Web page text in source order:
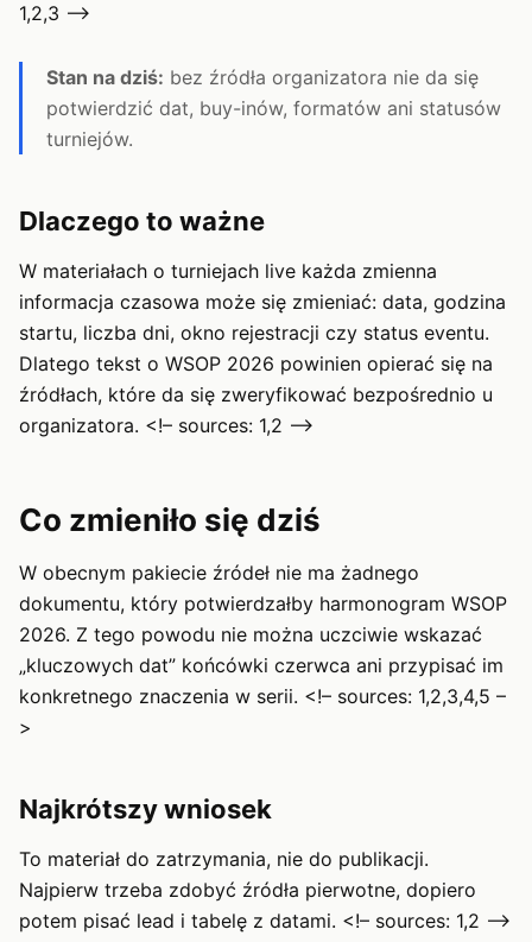
1,2,3 –>
Stan na dziś: bez źródła organizatora nie da się
potwierdzić dat, buy-inów, formatów ani statusów
turniejów.
Dlaczego to ważne
W materiałach o turniejach live każda zmienna
informacja czasowa może się zmieniać: data, godzina
startu, liczba dni, okno rejestracji czy status eventu.
Dlatego tekst o WSOP 2026 powinien opierać się na
źródłach, które da się zweryfikować bezpośrednio u
organizatora. <!– sources: 1,2 –>
Co zmieniło się dziś
W obecnym pakiecie źródeł nie ma żadnego
dokumentu, który potwierdzałby harmonogram WSOP
2026. Z tego powodu nie można uczciwie wskazać
„kluczowych dat” końcówki czerwca ani przypisać im
konkretnego znaczenia w serii. <!– sources: 1,2,3,4,5 –
>
Najkrótszy wniosek
To materiał do zatrzymania, nie do publikacji.
Najpierw trzeba zdobyć źródła pierwotne, dopiero
potem pisać lead i tabelę z datami. <!– sources: 1,2 –>